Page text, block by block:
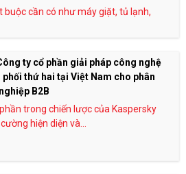
buộc cần có như máy giặt, tủ lạnh,
ty cổ phần giải pháp công nghệ
thứ hai tại Việt Nam cho phân
B2B
trong chiến lược của Kaspersky
hiện diện và...